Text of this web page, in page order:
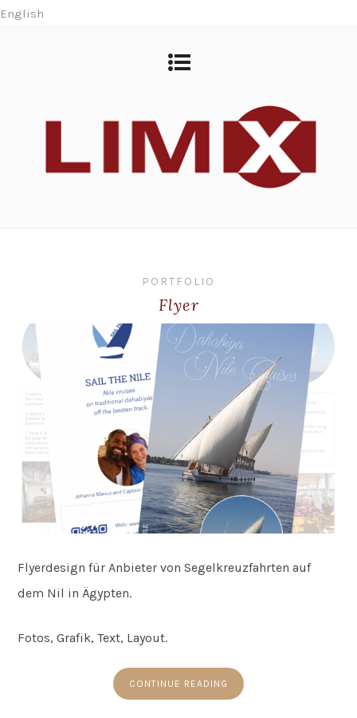
English
PORTFOLIO
Flyer
Flyerdesign für Anbieter von Segelkreuzfahrten auf
dem Nil in Ägypten.
Fotos, Grafik, Text, Layout.
CONTINUE READING